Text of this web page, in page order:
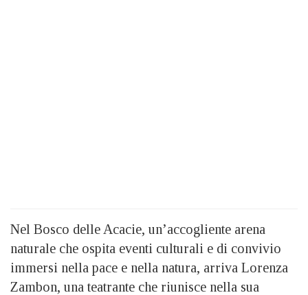
Nel Bosco delle Acacie, un’accogliente arena
naturale che ospita eventi culturali e di convivio
immersi nella pace e nella natura, arriva Lorenza
Zambon, una teatrante che riunisce nella sua